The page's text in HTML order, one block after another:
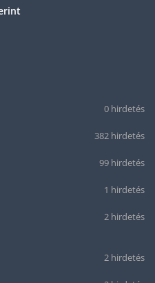
0 hirdetés
382 hirdetés
99 hirdetés
1 hirdetés
2 hirdetés
2 hirdetés